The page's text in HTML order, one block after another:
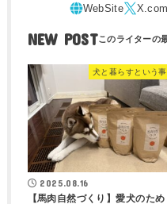
NEW POST
犬と暮らすという事
2025.08.16
【馬肉自然づくり】愛犬のため